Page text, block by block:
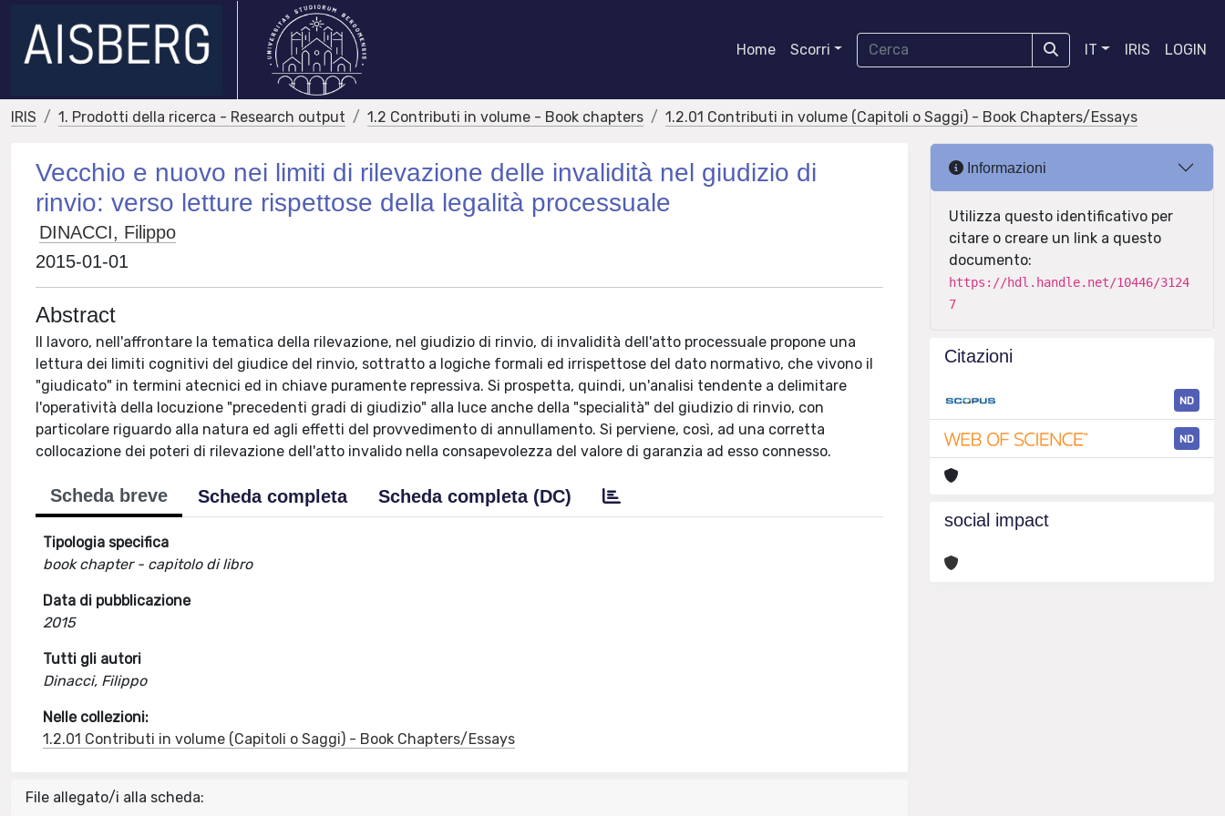
Home Scorri IT IRIS LOGIN
IRIS 1. Prodotti della ricerca - Research output 1.2 Contributi in volume - Book chapters 1.2.01 Contributi in volume (Capitoli o Saggi) - Book Chapters/Essays
Vecchio e nuovo nei limiti di rilevazione delle invalidità nel giudizio di
rinvio: verso letture rispettose della legalità processuale
DINACCI, Filippo
2015-01-01
Abstract
Il lavoro, nell'affrontare la tematica della rilevazione, nel giudizio di rinvio, di invalidità dell'atto processuale propone una
lettura dei limiti cognitivi del giudice del rinvio, sottratto a logiche formali ed irrispettose del dato normativo, che vivono il
"giudicato" in termini atecnici ed in chiave puramente repressiva. Si prospetta, quindi, un'analisi tendente a delimitare
l'operatività della locuzione "precedenti gradi di giudizio" alla luce anche della "specialità" del giudizio di rinvio, con
particolare riguardo alla natura ed agli effetti del provvedimento di annullamento. Si perviene, così, ad una corretta
collocazione dei poteri di rilevazione dell'atto invalido nella consapevolezza del valore di garanzia ad esso connesso.
Scheda breve Scheda completa Scheda completa (DC)
Tipologia specifica
book chapter - capitolo di libro
Data di pubblicazione
2015
Tutti gli autori
Dinacci, Filippo
Nelle collezioni:
1.2.01 Contributi in volume (Capitoli o Saggi) - Book Chapters/Essays
File allegato/i alla scheda:
Informazioni
Utilizza questo identificativo per
citare o creare un link a questo
documento:
https://hdl.handle.net/10446/3124
7
Citazioni
ND
ND
social impact